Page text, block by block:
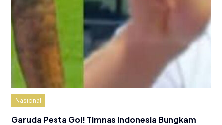
Nasional
Garuda Pesta Gol! Timnas Indonesia Bungkam